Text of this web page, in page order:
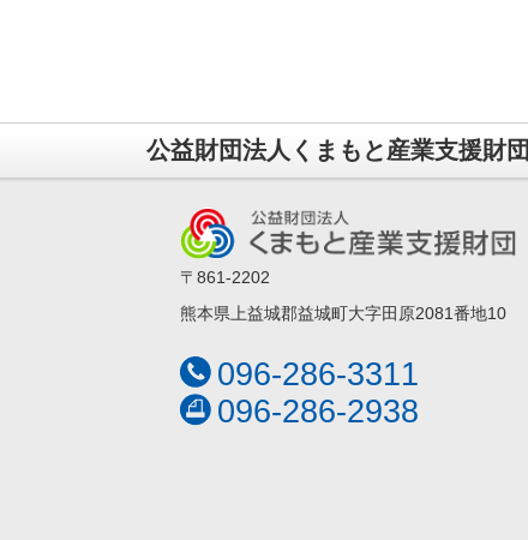
公益財団法人くまもと産業支援財団
〒861-2202
熊本県上益城郡益城町大字田原2081番地10
096-286-3311
096-286-2938